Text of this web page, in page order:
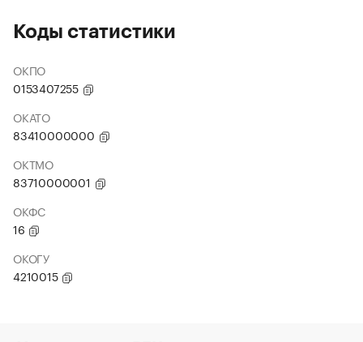
Коды статистики
ОКПО
0153407255
ОКАТО
83410000000
ОКТМО
83710000001
ОКФС
16
ОКОГУ
4210015